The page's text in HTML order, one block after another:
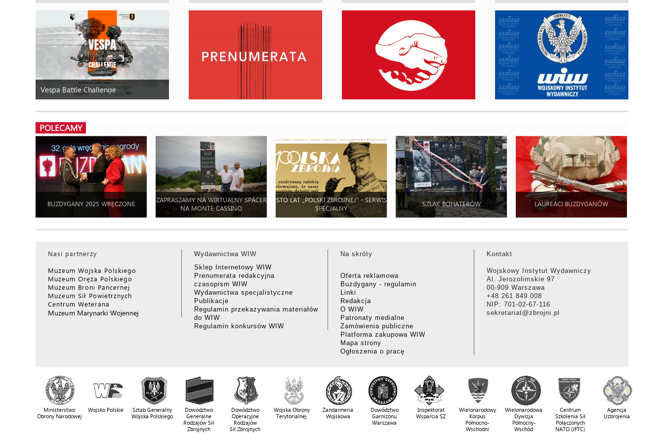
Vespa Battle Challenge
POLECAMY
BUZDYGANY 2025 WRĘCZONE
ZAPRASZAMY NA WIRTUALNY SPACER
NA MONTE CASSINO
STO LAT „POLSKI ZBROJNEJ” - SERWIS
SPECJALNY
SZLAK BOHATERÓW LAUREACI BUZDYGANÓW
Nasi partnerzy
Muzeum Wojska Polskiego
Muzeum Oręża Polskiego
Muzeum Broni Pancernej
Muzeum Sił Powietrznych
Centrum Weterana
Muzeum Marynarki Wojennej
Wydawnictwa WIW
Sklep Internetowy WIW
Prenumerata redakcyjna
czasopism WIW
Wydawnictwa specjalistyczne
Publikacje
Regulamin przekazywania materiałów
do WIW
Regulamin konkursów WIW
Na skróty
Oferta reklamowa
Buzdygany - regulamin
Linki
Redakcja
O WIW
Patronaty medialne
Zamówienia publiczne
Platforma zakupowa WIW
Mapa strony
Ogłoszenia o pracę
Kontakt
Wojskowy Instytut Wydawniczy
Al. Jerozolimskie 97
00-909 Warszawa
+48 261 849 008
NIP: 701-02-67-116
sekretariat@zbrojni.pl
Ministerstwo
Obrony Narodowej
Wojsko Polskie
Sztab Generalny
Wojska Polskiego
Dowództwo
Generalne
Rodzajów Sił
Zbrojnych
Dowództwo
Operacyjne
Rodzajów
Sił Zbrojnych
Wojska Obrony
Terytorialnej
Żandarmeria
Wojskowa
Dowództwo
Garnizonu
Warszawa
Inspektorat
Wsparcia SZ
Wielonarodowy
Korpus
Północno-
Wschodni
Wielonarodowa
Dywizja
Północny-
Wschód
Centrum
Szkolenia Sił
Połączonych
NATO (JFTC)
Agencja
Uzbrojenia